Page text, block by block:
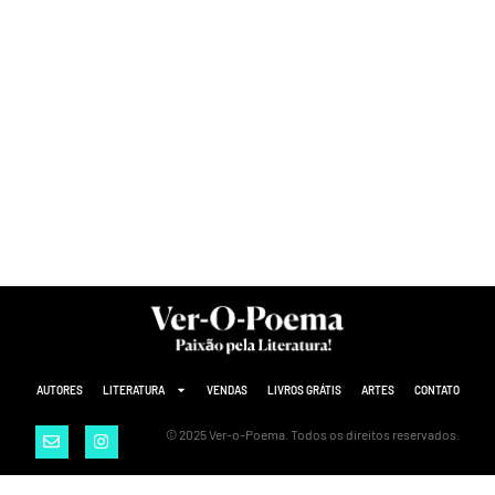
AUTORES LITERATURA VENDAS LIVROS GRÁTIS ARTES CONTATO
© 2025 Ver-o-Poema. Todos os direitos reservados.